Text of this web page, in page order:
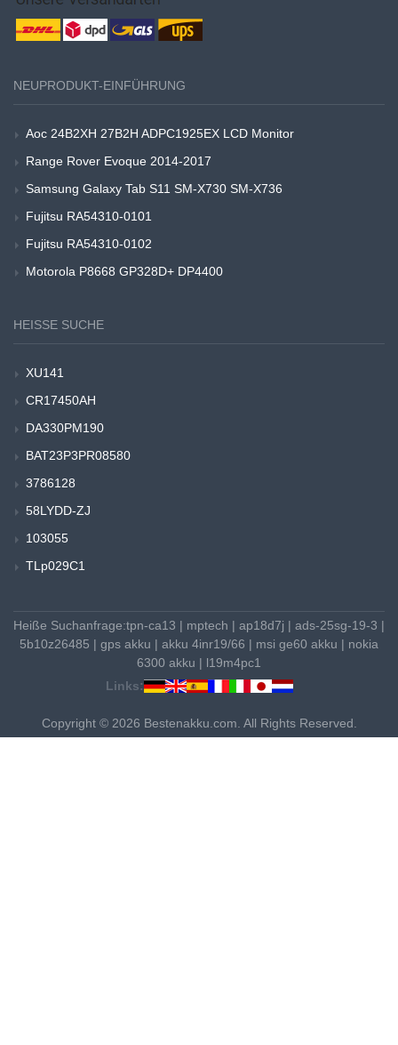
NEUPRODUKT-EINFÜHRUNG
Aoc 24B2XH 27B2H ADPC1925EX LCD Monitor
Range Rover Evoque 2014-2017
Samsung Galaxy Tab S11 SM-X730 SM-X736
Fujitsu RA54310-0101
Fujitsu RA54310-0102
Motorola P8668 GP328D+ DP4400
HEISSE SUCHE
XU141
CR17450AH
DA330PM190
BAT23P3PR08580
3786128
58LYDD-ZJ
103055
TLp029C1
Heiße Suchanfrage:tpn-ca13 | mptech | ap18d7j | ads-25sg-19-3 |
5b10z26485 | gps akku | akku 4inr19/66 | msi ge60 akku | nokia
6300 akku | l19m4pc1
Links:
Copyright © 2026 Bestenakku.com. All Rights Reserved.